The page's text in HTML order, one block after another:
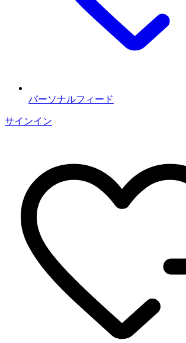
パーソナルフィード
サインイン